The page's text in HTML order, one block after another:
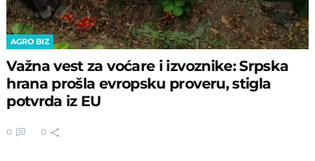
AGRO BIZ
Važna vest za voćare i izvoznike: Srpska
hrana prošla evropsku proveru, stigla
potvrda iz EU
0 0